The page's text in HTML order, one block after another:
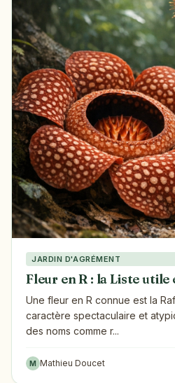
JARDIN D'AGRÉMENT
Fleur en R : la Liste utile
Une fleur en R connue est la
caractère spectaculaire et
des noms comme r...
M Mathieu Doucet